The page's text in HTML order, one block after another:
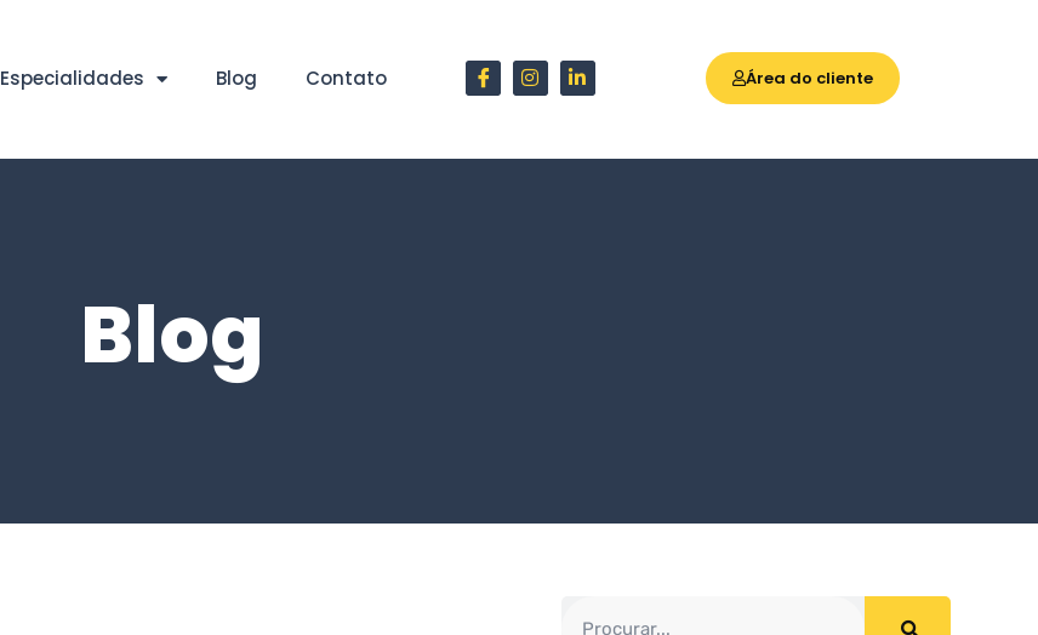
Especialidades Blog Contato Área do cliente
Blog